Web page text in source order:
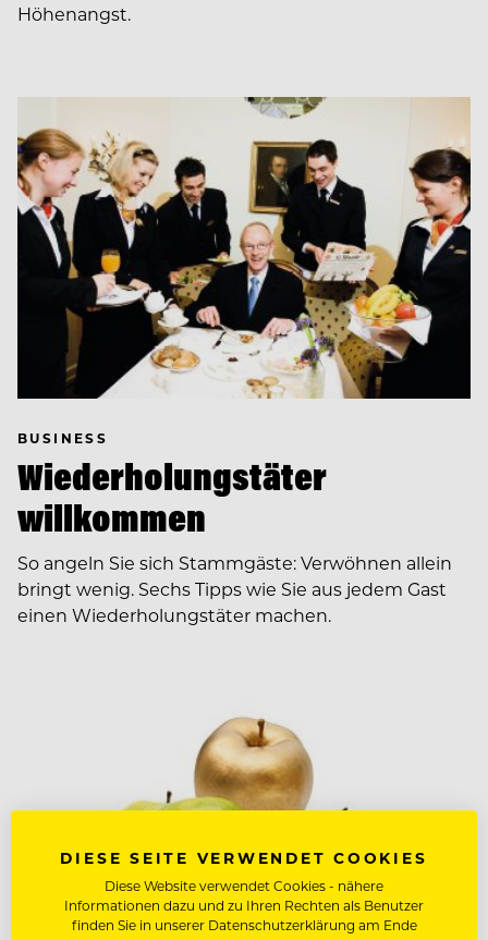
Höhenangst.
BUSINESS
Wiederholungstäter
willkommen
So angeln Sie sich Stammgäste: Verwöhnen allein
bringt wenig. Sechs Tipps wie Sie aus jedem Gast
einen Wiederholungstäter machen.
DIESE SEITE VERWENDET COOKIES
Diese Website verwendet Cookies - nähere
Informationen dazu und zu Ihren Rechten als Benutzer
finden Sie in unserer Datenschutzerklärung am Ende